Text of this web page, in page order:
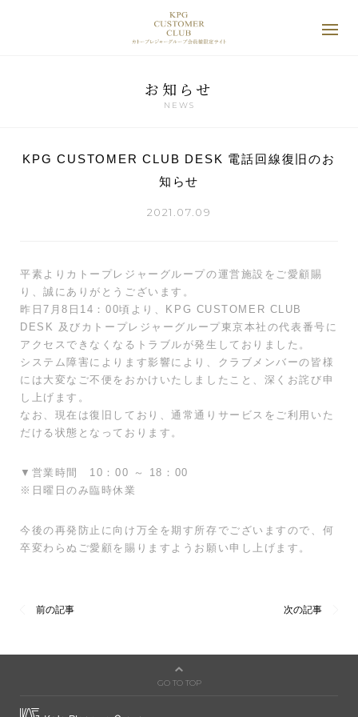
お知らせ
NEWS
KPG CUSTOMER CLUB DESK 電話回線復旧のお
知らせ
2021.07.09
平素よりカトープレジャーグループの運営施設をご愛顧賜
り、誠にありがとうございます。
昨日7月8日14：00頃より、KPG CUSTOMER CLUB
DESK 及びカトープレジャーグループ東京本社の代表番号に
アクセスできなくなるトラブルが発生しておりました。
システム障害によります影響により、クラブメンバーの皆様
には大変なご不便をおかけいたしましたこと、深くお詫び申
し上げます。
なお、現在は復旧しており、通常通りサービスをご利用いた
だける状態となっております。
▼営業時間 10：00 ～ 18：00
※日曜日のみ臨時休業
今後の再発防止に向け万全を期す所存でございますので、何
卒変わらぬご愛顧を賜りますようお願い申し上げます。
GO TO TOP